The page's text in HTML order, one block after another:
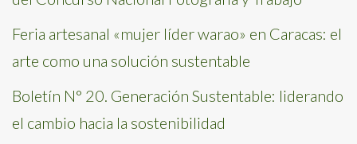
Feria artesanal «mujer líder warao» en Caracas: el
arte como una solución sustentable
Boletín N° 20. Generación Sustentable: liderando
el cambio hacia la sostenibilidad